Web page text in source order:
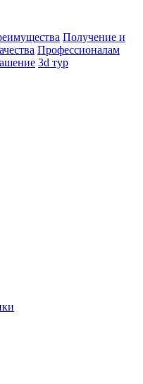
Получение и
Профессионалам
3d тур